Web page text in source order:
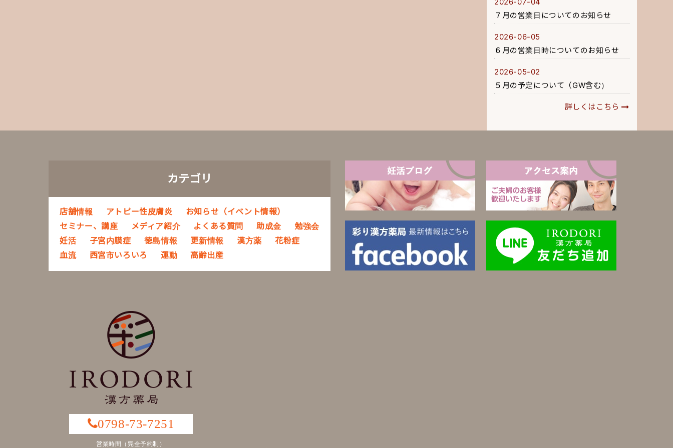
７月の営業日についてのお知らせ
2026-06-05
６月の営業日時についてのお知らせ
2026-05-02
５月の予定について（GW含む）
詳しくはこちら
カテゴリ
店舗情報 アトピー性皮膚炎
お知らせ（イベント情報）
セミナー、講座
メディア紹介 よくある質問 助成金
勉強会
妊活
子宮内膜症 徳島情報 更新情報 漢方薬
花粉症
血流
西宮市いろいろ 運動 高齢出産
0798-73-7251
営業時間（完全予約制）